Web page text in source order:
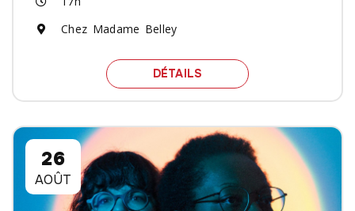
Chez Madame Belley
DÉTAILS SPECTACLE LE MIEL
26
AOÛT